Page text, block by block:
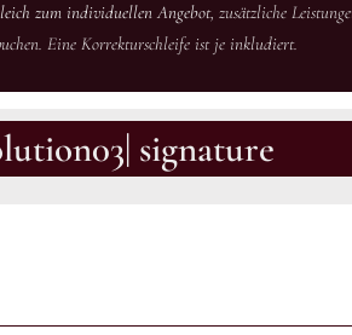
zum individuellen Angebot, zusätzliche
Eine Korrekturschleife ist je inkludiert.
03| signature